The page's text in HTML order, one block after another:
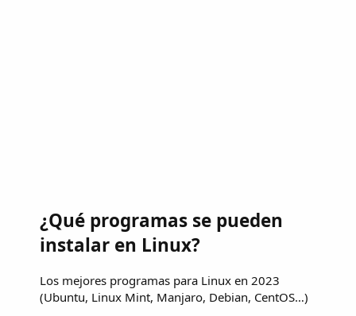
¿Qué programas se pueden
instalar en Linux?
Los mejores programas para Linux en 2023
(Ubuntu, Linux Mint, Manjaro, Debian, CentOS…)